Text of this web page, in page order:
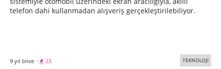
telefon dahi kullanmadan alışveriş gerçekleştirilebiliyor.
9 yıl önce · 23 TEKNOLOJİ